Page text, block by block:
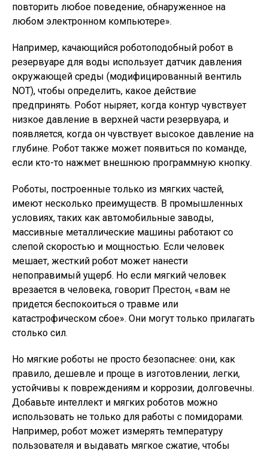
повторить любое поведение, обнаруженное на
любом электронном компьютере».
Например, качающийся роботоподобный робот в
резервуаре для воды использует датчик давления
окружающей среды (модифицированный вентиль
NOT), чтобы определить, какое действие
предпринять. Робот ныряет, когда контур чувствует
низкое давление в верхней части резервуара, и
появляется, когда он чувствует высокое давление на
глубине. Робот также может появиться по команде,
если кто-то нажмет внешнюю программную кнопку.
Роботы, построенные только из мягких частей,
имеют несколько преимуществ. В промышленных
условиях, таких как автомобильные заводы,
массивные металлические машины работают со
слепой скоростью и мощностью. Если человек
мешает, жесткий робот может нанести
непоправимый ущерб. Но если мягкий человек
врезается в человека, говорит Престон, «вам не
придется беспокоиться о травме или
катастрофическом сбое». Они могут только прилагать
столько сил.
Но мягкие роботы не просто безопаснее: они, как
правило, дешевле и проще в изготовлении, легки,
устойчивы к повреждениям и коррозии, долговечны.
Добавьте интеллект и мягких роботов можно
использовать не только для работы с помидорами.
Например, робот может измерять температуру
пользователя и выдавать мягкое сжатие, чтобы